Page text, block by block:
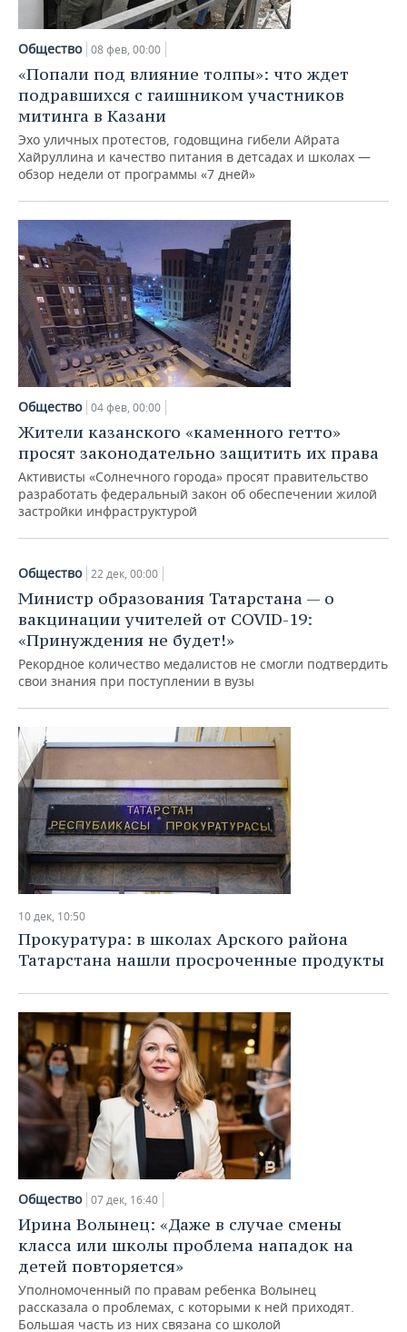
Общество 08 фев, 00:00
«Попали под влияние толпы»: что ждет
подравшихся с гаишником участников
митинга в Казани
Эхо уличных протестов, годовщина гибели Айрата
Хайруллина и качество питания в детсадах и школах —
обзор недели от программы «7 дней»
Общество 04 фев, 00:00
Жители казанского «каменного гетто»
просят законодательно защитить их права
Активисты «Солнечного города» просят правительство
разработать федеральный закон об обеспечении жилой
застройки инфраструктурой
Общество 22 дек, 00:00
Министр образования Татарстана — о
вакцинации учителей от COVID-19:
«Принуждения не будет!»
Рекордное количество медалистов не смогли подтвердить
свои знания при поступлении в вузы
10 дек, 10:50
Прокуратура: в школах Арского района
Татарстана нашли просроченные продукты
Общество 07 дек, 16:40
Ирина Волынец: «Даже в случае смены
класса или школы проблема нападок на
детей повторяется»
Уполномоченный по правам ребенка Волынец
рассказала о проблемах, с которыми к ней приходят.
Большая часть из них связана со школой